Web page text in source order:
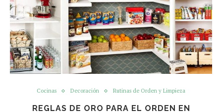
Cocinas Decoración Rutinas de Orden y Limpieza
REGLAS DE ORO PARA EL ORDEN EN